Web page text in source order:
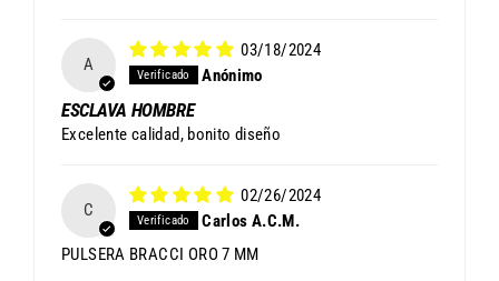
A
03/18/2024
Anónimo
ESCLAVA HOMBRE
Excelente calidad, bonito diseño
C
02/26/2024
Carlos A.C.M.
PULSERA BRACCI ORO 7 MM